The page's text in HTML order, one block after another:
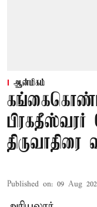
ஆன்மிகம்
Published on: 09 Aug